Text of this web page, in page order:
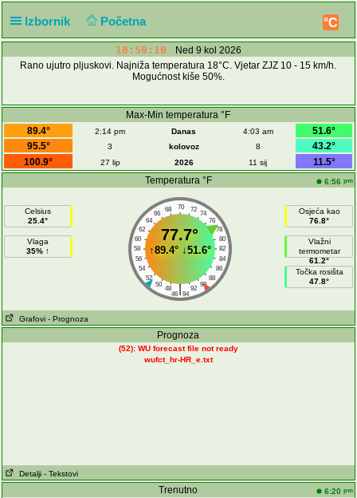
Izbornik Početna °C
18:59:10
Ned 9 kol 2026
Rano ujutro pljuskovi. Najniža temperatura 18°C. Vjetar ZJZ 10 - 15 km/h.
Mogućnost kiše 50%.
Max-Min temperatura °F
89.4°
2:14 pm Danas 4:03 am
51.6°
95.5°
3 kolovoz 8
43.2°
100.9°
27 lip 2026 11 sij
11.5°
Temperatura °F
6:56 pm
Celsius
25.4°
Vlaga
35% ↑
70
68 72
66
74
64
76
62
78
60
80
58
82
56
84
54
86
52
88
50
90
48 92
|
46 94
77.7°
↑89.4°↓51.6°
Osjeća kao
76.8°
Vlažni
termometar
61.2°
Točka rosišta
47.8°
Grafovi - Prognoza
Prognoza
(52): WU forecast file not ready
wufct_hr-HR_e.txt
Detalji - Tekstovi
Trenutno 6:20 pm